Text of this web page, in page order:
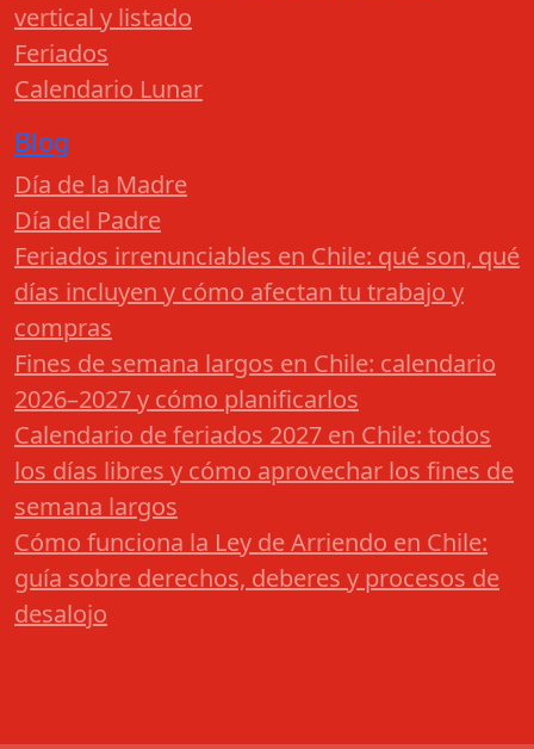
vertical y listado
Feriados
Calendario Lunar
Blog
Día de la Madre
Día del Padre
Feriados irrenunciables en Chile: qué son, qué
días incluyen y cómo afectan tu trabajo y
compras
Fines de semana largos en Chile: calendario
2026–2027 y cómo planificarlos
Calendario de feriados 2027 en Chile: todos
los días libres y cómo aprovechar los fines de
semana largos
Cómo funciona la Ley de Arriendo en Chile:
guía sobre derechos, deberes y procesos de
desalojo